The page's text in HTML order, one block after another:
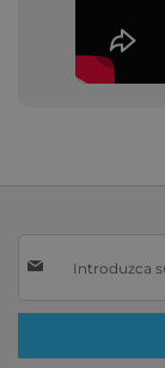
boletín